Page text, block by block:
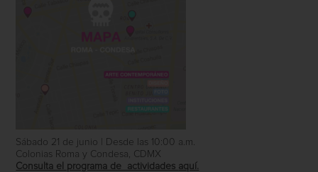
Sábado 21 de junio | Desde las 10:00 a.m.
Colonias Roma y Condesa, CDMX
Consulta el programa de actividades aquí.